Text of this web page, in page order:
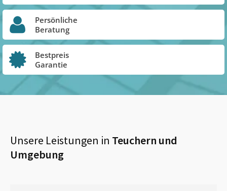
Persönliche
Beratung
Bestpreis
Garantie
Unsere Leistungen in Teuchern und
Umgebung